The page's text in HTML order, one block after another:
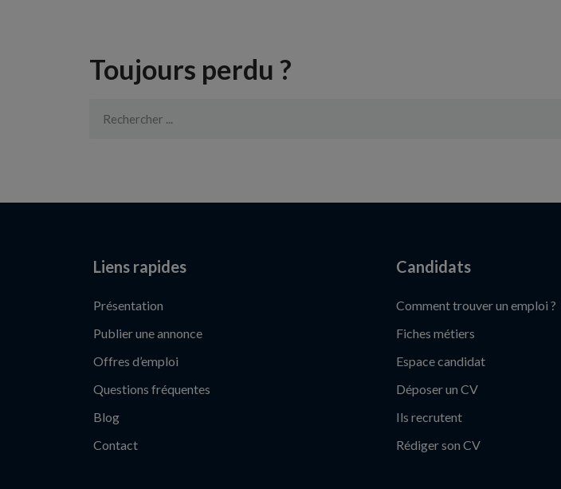
Toujours perdu ?
Liens rapides
Présentation
Publier une annonce
Offres d’emploi
Questions fréquentes
Blog
Contact
Candidats
Comment trouver un emploi ?
Fiches métiers
Espace candidat
Déposer un CV
Ils recrutent
Rédiger son CV